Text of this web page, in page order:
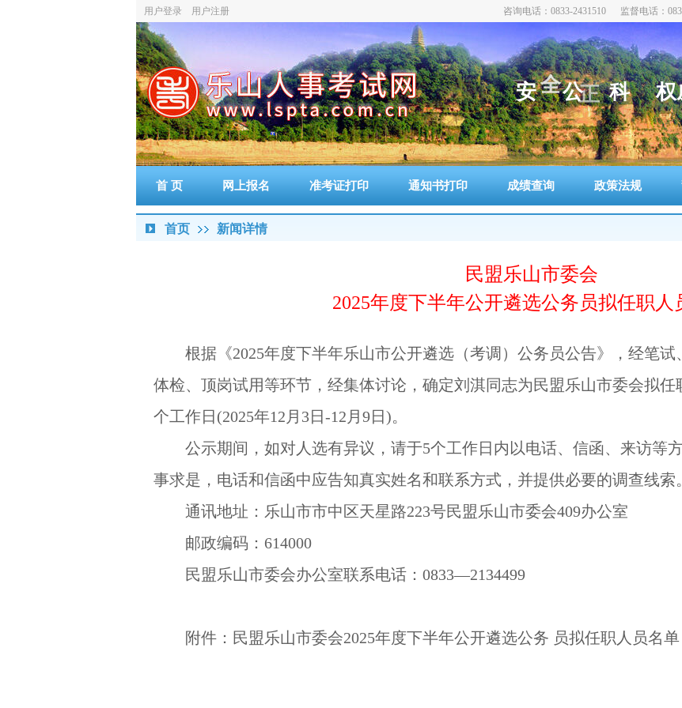
用户登录 用户注册 咨询电话：0833-2431510 监督电话：
安全 公正 科 权
首 页 网上报名 准考证打印 通知书打印 成绩查询 政策法规
首页 新闻详情
民盟乐山市委会
2025年度下半年公开遴选公务员拟任职人
根据《2025年度下半年乐山市公开遴选（考调）公务员公告》，经笔试
体检、顶岗试用等环节，经集体讨论，确定刘淇同志为民盟乐山市委会拟
个工作日(2025年12月3日-12月9日)。
公示期间，如对人选有异议，请于5个工作日内以电话、信函、来访等
事求是，电话和信函中应告知真实姓名和联系方式，并提供必要的调查线索。
通讯地址：乐山市市中区天星路223号民盟乐山市委会409办公室
邮政编码：614000
民盟乐山市委会办公室联系电话：0833—2134499
附件：民盟乐山市委会2025年度下半年公开遴选公务 员拟任职人员名单
民盟